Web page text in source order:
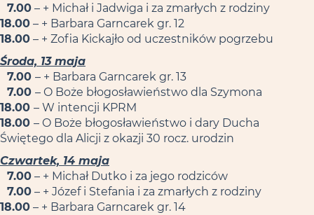
7.00 – + Michał i Jadwiga i za zmarłych z rodziny
18.00 – + Barbara Garncarek gr. 12
18.00 – + Zofia Kickajło od uczestników pogrzebu
Środa, 13 maja
7.00 – + Barbara Garncarek gr. 13
7.00 – O Boże błogosławieństwo dla Szymona
18.00 – W intencji KPRM
18.00 – O Boże błogosławieństwo i dary Ducha
Świętego dla Alicji z okazji 30 rocz. urodzin
Czwartek, 14 maja
7.00 – + Michał Dutko i za jego rodziców
7.00 – + Józef i Stefania i za zmarłych z rodziny
18.00 – + Barbara Garncarek gr. 14